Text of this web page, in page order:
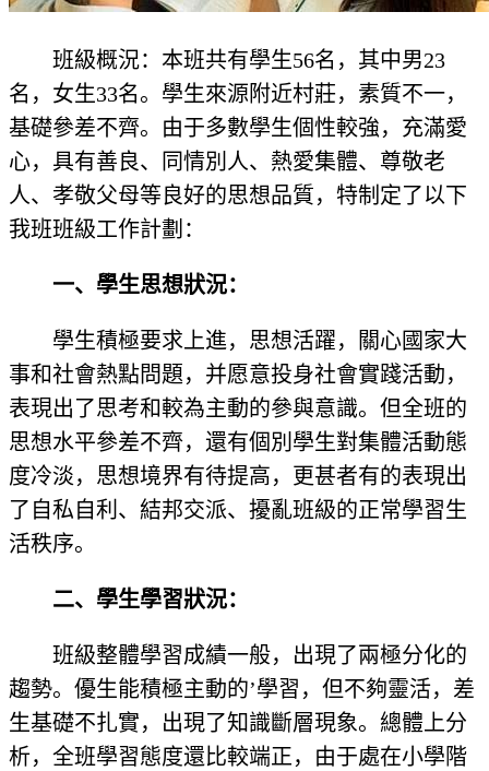
班級概況：本班共有學生56名，其中男23
名，女生33名。學生來源附近村莊，素質不一，
基礎參差不齊。由于多數學生個性較強，充滿愛
心，具有善良、同情別人、熱愛集體、尊敬老
人、孝敬父母等良好的思想品質，特制定了以下
我班班級工作計劃：
一、學生思想狀況：
學生積極要求上進，思想活躍，關心國家大
事和社會熱點問題，并愿意投身社會實踐活動，
表現出了思考和較為主動的參與意識。但全班的
思想水平參差不齊，還有個別學生對集體活動態
度冷淡，思想境界有待提高，更甚者有的表現出
了自私自利、結邦交派、擾亂班級的正常學習生
活秩序。
二、學生學習狀況：
班級整體學習成績一般，出現了兩極分化的
趨勢。優生能積極主動的’學習，但不夠靈活，差
生基礎不扎實，出現了知識斷層現象。總體上分
析，全班學習態度還比較端正，由于處在小學階